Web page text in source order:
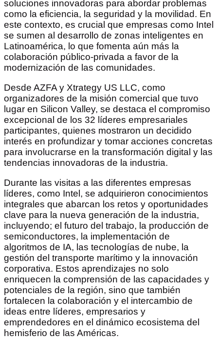
soluciones innovadoras para abordar problemas
como la eficiencia, la seguridad y la movilidad. En
este contexto, es crucial que empresas como Intel
se sumen al desarrollo de zonas inteligentes en
Latinoamérica, lo que fomenta aún más la
colaboración público-privada a favor de la
modernización de las comunidades.
Desde AZFA y Xtrategy US LLC, como
organizadores de la misión comercial que tuvo
lugar en Silicon Valley, se destaca el compromiso
excepcional de los 32 líderes empresariales
participantes, quienes mostraron un decidido
interés en profundizar y tomar acciones concretas
para involucrarse en la transformación digital y las
tendencias innovadoras de la industria.
Durante las visitas a las diferentes empresas
líderes, como Intel, se adquirieron conocimientos
integrales que abarcan los retos y oportunidades
clave para la nueva generación de la industria,
incluyendo; el futuro del trabajo, la producción de
semiconductores, la implementación de
algoritmos de IA, las tecnologías de nube, la
gestión del transporte marítimo y la innovación
corporativa. Estos aprendizajes no solo
enriquecen la comprensión de las capacidades y
potenciales de la región, sino que también
fortalecen la colaboración y el intercambio de
ideas entre líderes, empresarios y
emprendedores en el dinámico ecosistema del
hemisferio de las Américas.